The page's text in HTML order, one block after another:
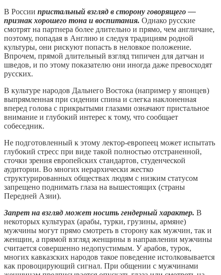
В России пристальный взгляд в сторону говорящего —
признак хорошего тона и воспитания. Однако русские
смотрят на партнера более длительно и прямо, чем англичане,
поэтому, попадая в Англию и следуя традициям родной
культуры, они рискуют попасть в неловкое положение.
Впрочем, прямой длительный взгляд типичен для датчан и
шведов, и по этому показателю они иногда даже превосходят
русских.
В культуре народов Дальнего Востока (например у японцев)
выпрямленная при сидении спина и слегка наклоненная
вперед голова с прикрытыми глазами означают пристальное
внимание и глубокий интерес к тому, что сообщает
собеседник.
Не подготовленный к этому лектор-европеец может испытать
глубокий стресс при виде такой полностью отстраненной,
сточки зрения европейских стандартов, студенческой
аудитории. Во многих иерархически жестко
структурированных обществах людям с низким статусом
запрещено поднимать глаза на вышестоящих (страны
Передней Азии).
Запрет на взгляд может носить гендерный характер. В
некоторых культурах (арабы, турки, грузины, армяне)
мужчины могут прямо смотреть в сторону как мужчин, так и
женщин, а прямой взгляд женщины в направлении мужчины
считается совершенно недопустимым. У арабов, турок,
многих кавказских народов такое поведение истолковывается
как провоцирующий сигнал. При общении с мужчинами